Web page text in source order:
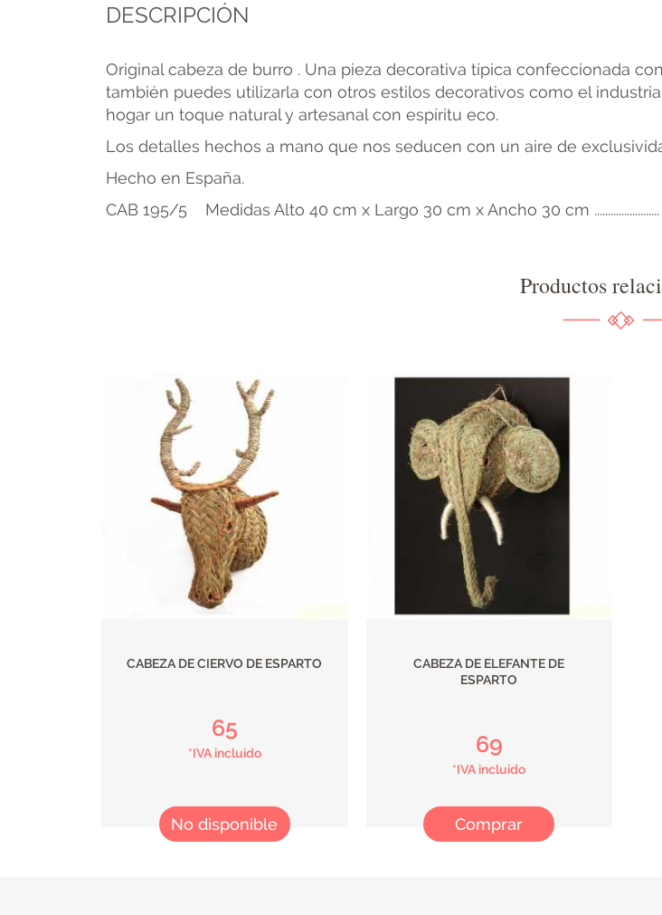
DESCRIPCIÓN
Original cabeza de burro . Una pieza decorativa típica confeccionada
también puedes utilizarla con otros estilos decorativos como el
hogar un toque natural y artesanal con espíritu eco.
Los detalles hechos a mano que nos seducen con un aire de
Hecho en España.
CAB 195/5 Medidas Alto 40 cm x Largo 30 cm x Ancho 30 cm
Productos
CABEZA DE CIERVO DE ESPARTO
65
*IVA incluido
No disponible
CABEZA DE ELEFANTE DE
ESPARTO
69
*IVA incluido
Comprar